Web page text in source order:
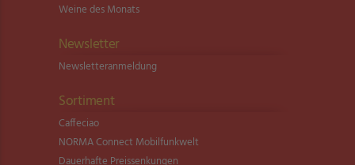
Weine des Monats
Newsletter
Newsletter­anmeldung
Sortiment
Caffeciao
NORMA Connect Mobilfunkwelt
Dauerhafte Preissenkungen